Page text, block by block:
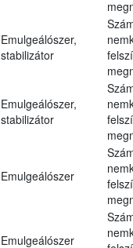
Emulgeálószer,
stabilizátor
Emulgeálószer,
stabilizátor
Emulgeálószer
Emulgeálószer